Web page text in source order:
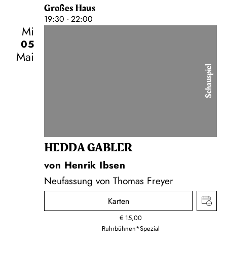
Großes Haus
19:30 - 22:00
Mi
05
Mai
Schauspiel
HEDDA GABLER
von Henrik Ibsen
Neufassung von Thomas Freyer
Karten
€ 15,00
Ruhrbühnen*Spezial